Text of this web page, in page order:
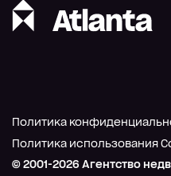
© 2001-2026 Агентство
Политика
Политика использования